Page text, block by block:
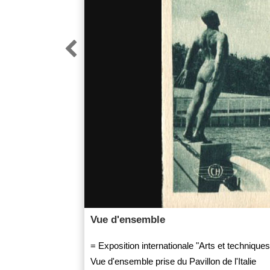

Vue d'ensemble
= Exposition internationale "Arts et
Vue d'ensemble prise du Pavillon de l'Italie